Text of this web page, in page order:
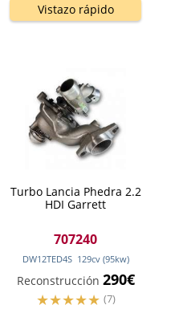
Vistazo rápido
Turbo Lancia Phedra 2.2
HDI Garrett
707240
DW12TED4S 129cv (95kw)
Reconstrucción 290€
(7)